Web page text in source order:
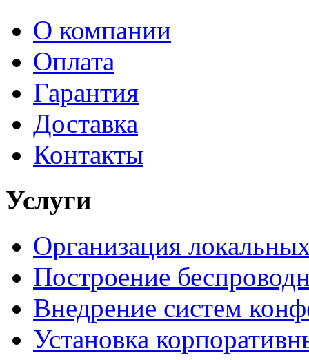
О компании
Оплата
Гарантия
Доставка
Контакты
Услуги
Организация
Построение
Внедрение систем
Установка